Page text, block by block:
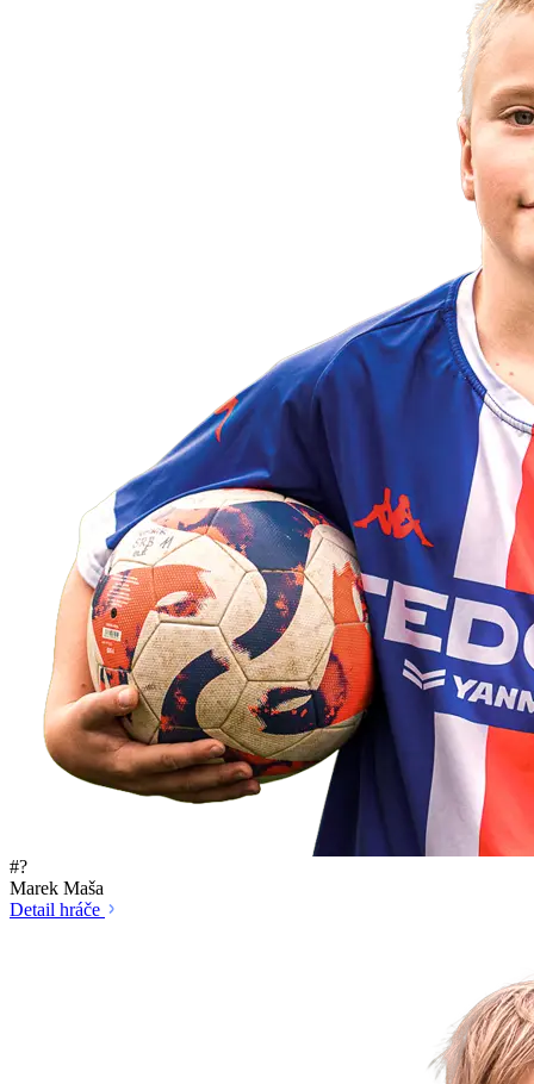
#?
Marek Maša
Detail hráče